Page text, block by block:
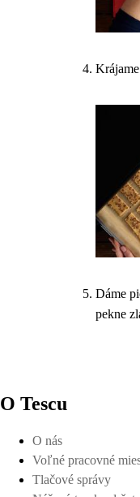
Dáme
pekne
O Tescu
O nás
Voľné pracovné
Tlačové správy